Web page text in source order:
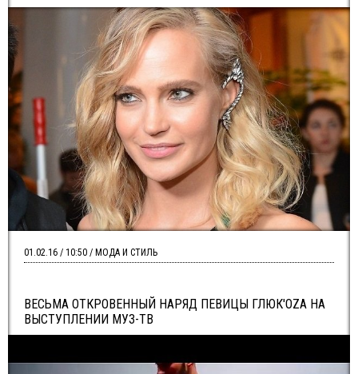
ВЕСЬМА ОТКРОВЕННЫЙ НАРЯД ПЕВИЦЫ ГЛЮК'OZA НА
ВЫСТУПЛЕНИИ МУЗ-ТВ
01.02.16 / 10:50 / МОДА И СТИЛЬ